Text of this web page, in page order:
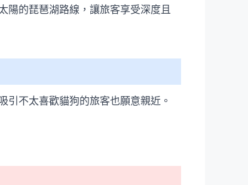
陽的琵琶湖路線，讓旅客享受深度且
引不太喜歡貓狗的旅客也願意親近。